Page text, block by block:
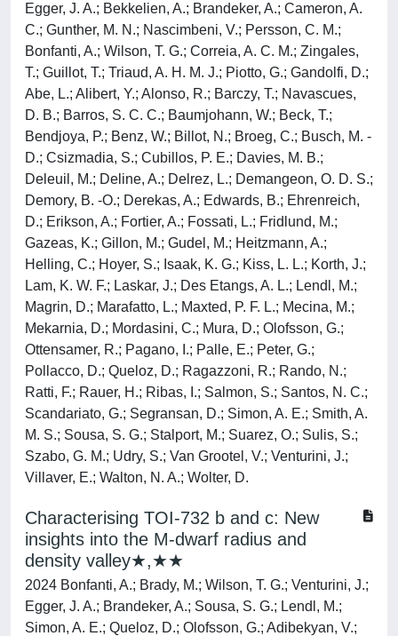
Egger, J. A.; Bekkelien, A.; Brandeker, A.; Cameron, A.
C.; Gunther, M. N.; Nascimbeni, V.; Persson, C. M.;
Bonfanti, A.; Wilson, T. G.; Correia, A. C. M.; Zingales,
T.; Guillot, T.; Triaud, A. H. M. J.; Piotto, G.; Gandolfi, D.;
Abe, L.; Alibert, Y.; Alonso, R.; Barczy, T.; Navascues,
D. B.; Barros, S. C. C.; Baumjohann, W.; Beck, T.;
Bendjoya, P.; Benz, W.; Billot, N.; Broeg, C.; Busch, M. -
D.; Csizmadia, S.; Cubillos, P. E.; Davies, M. B.;
Deleuil, M.; Deline, A.; Delrez, L.; Demangeon, O. D. S.;
Demory, B. -O.; Derekas, A.; Edwards, B.; Ehrenreich,
D.; Erikson, A.; Fortier, A.; Fossati, L.; Fridlund, M.;
Gazeas, K.; Gillon, M.; Gudel, M.; Heitzmann, A.;
Helling, C.; Hoyer, S.; Isaak, K. G.; Kiss, L. L.; Korth, J.;
Lam, K. W. F.; Laskar, J.; Des Etangs, A. L.; Lendl, M.;
Magrin, D.; Marafatto, L.; Maxted, P. F. L.; Mecina, M.;
Mekarnia, D.; Mordasini, C.; Mura, D.; Olofsson, G.;
Ottensamer, R.; Pagano, I.; Palle, E.; Peter, G.;
Pollacco, D.; Queloz, D.; Ragazzoni, R.; Rando, N.;
Ratti, F.; Rauer, H.; Ribas, I.; Salmon, S.; Santos, N. C.;
Scandariato, G.; Segransan, D.; Simon, A. E.; Smith, A.
M. S.; Sousa, S. G.; Stalport, M.; Suarez, O.; Sulis, S.;
Szabo, G. M.; Udry, S.; Van Grootel, V.; Venturini, J.;
Villaver, E.; Walton, N. A.; Wolter, D.
Characterising TOI-732 b and c: New
insights into the M-dwarf radius and
density valley★,★★
2024 Bonfanti, A.; Brady, M.; Wilson, T. G.; Venturini, J.;
Egger, J. A.; Brandeker, A.; Sousa, S. G.; Lendl, M.;
Simon, A. E.; Queloz, D.; Olofsson, G.; Adibekyan, V.;